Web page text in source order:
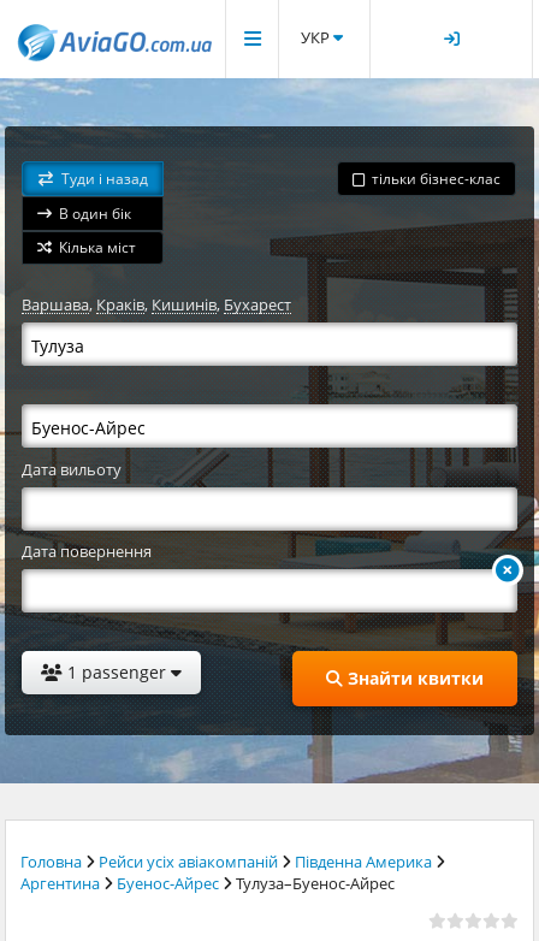
УКР
Туди і назад
В один бік
Кілька міст
тільки бізнес-клас
Варшава,Краків, Кишинів, Бухарест
Дата вильоту
Дата повернення
1 passenger Знайти квитки
Головна Рейси усіх авіакомпаній
Південна Америка
Аргентина
Буенос-Айрес Тулуза–Буенос-Айрес